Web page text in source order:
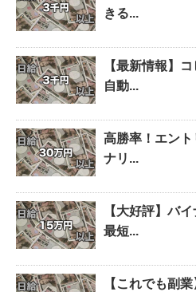
きる...
【最新情報】
自動...
高勝率！エン
ナリ...
【大好評】バ
最短...
【これでも副